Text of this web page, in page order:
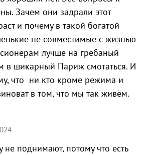
Зачем они задрали этот
и почему в такой богатой
не совместимые с жизнью
лучше на грёбаный
в шикарный Париж смотаться. И
что ни кто кроме режима и
в том, что мы так живём.
не поднимают, потому что есть